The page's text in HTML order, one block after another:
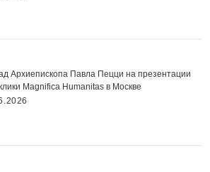
Архиепископа Павла Пецци на презентации
Magnifica Нumanitas в Москве